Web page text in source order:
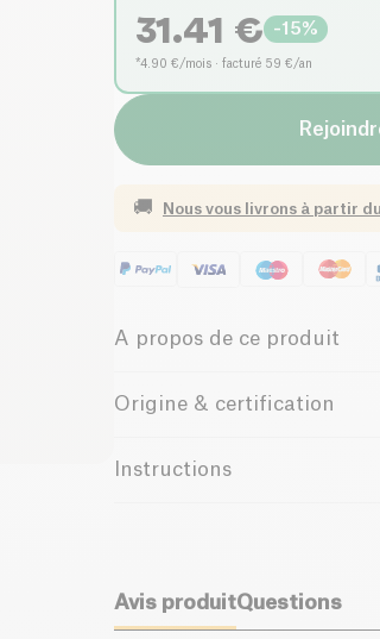
31.41 € -15%
*4.90 €/mois · facturé 59 €/an
🚚 Nous vous livrons à partir du
A propos de ce produit
D'une contenance de 700ml,
facilement.
Origine & certification
Instructions
gingembre ou curcuma sans
le panier inox. Isotherme, elle
Avis produitQuestions